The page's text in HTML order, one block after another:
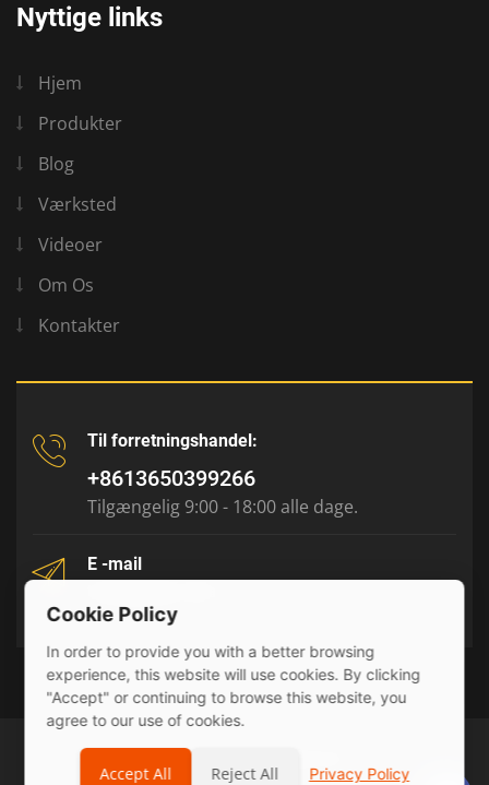
Nyttige links
Hjem
Produkter
Blog
Værksted
Videoer
Om Os
Kontakter
Til forretningshandel:
+8613650399266
Tilgængelig 9:00 - 18:00 alle dage.
E -mail
© 2026 Julyr Industrial Ltd
Cookie Policy
In order to provide you with a better browsing
experience, this website will use cookies. By clicking
"Accept" or continuing to browse this website, you
agree to our use of cookies.
Accept All Reject All Privacy Policy